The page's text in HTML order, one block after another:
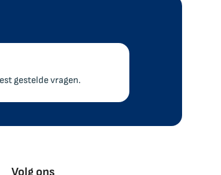
gestelde vragen.
Volg ons